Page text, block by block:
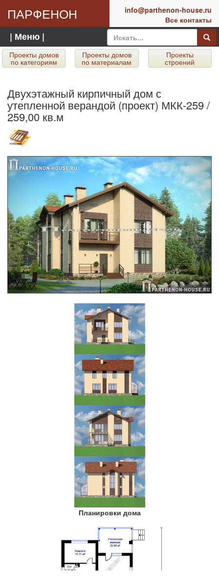
ПАРФЕНОН
info@parthenon-house.ru
Все контакты
| Меню |
Проекты домов
по категориям
Проекты домов
по материалам
Проекты
строений
Двухэтажный кирпичный дом с
утепленной верандой (проект) МКК-259 /
259,00 кв.м
Планировки дома